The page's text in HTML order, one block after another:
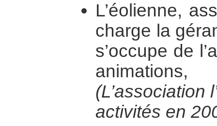
L’éolienne,
charge la
s’occupe de
(L’association
activités en